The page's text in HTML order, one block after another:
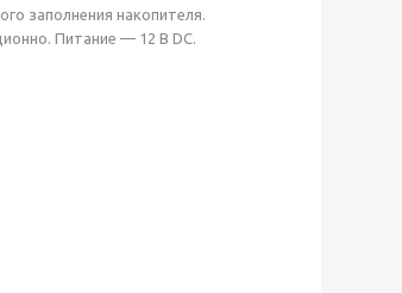
заполнения накопителя.
Питание — 12 В DC.